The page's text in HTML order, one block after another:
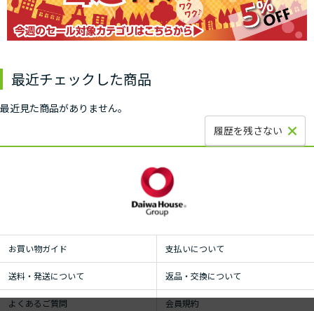
最近チェックした商品
最近見た商品がありません。
履歴を残さない
お買い物ガイド 支払いについて
送料・発送について 返品・交換について
よくあるご質問 会員規約